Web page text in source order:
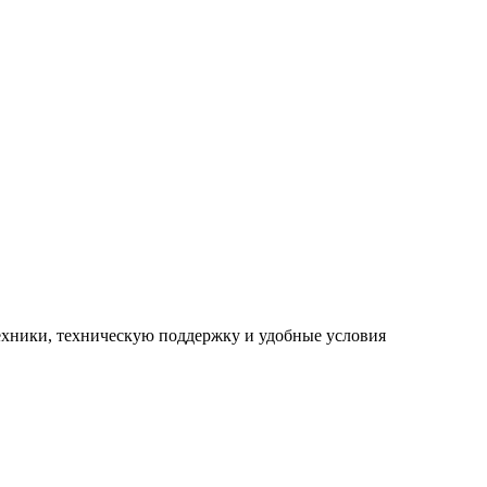
техническую поддержку и удобные условия